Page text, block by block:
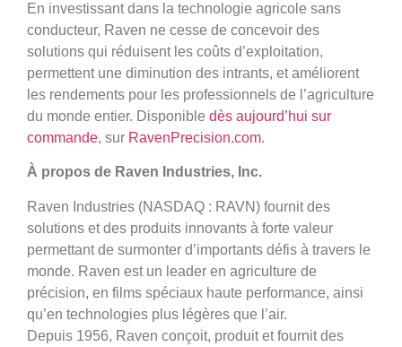
En investissant dans la technologie agricole sans
conducteur, Raven ne cesse de concevoir des
solutions qui réduisent les coûts d’exploitation,
permettent une diminution des intrants, et améliorent
les rendements pour les professionnels de l’agriculture
du monde entier. Disponible dès aujourd’hui sur
commande, sur RavenPrecision.com.
À propos de Raven Industries, Inc.
Raven Industries (NASDAQ : RAVN) fournit des
solutions et des produits innovants à forte valeur
permettant de surmonter d’importants défis à travers le
monde. Raven est un leader en agriculture de
précision, en films spéciaux haute performance, ainsi
qu’en technologies plus légères que l’air.
Depuis 1956, Raven conçoit, produit et fournit des